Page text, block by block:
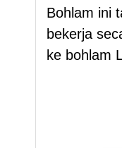
Bohlam ini
bekerja
ke bohlam